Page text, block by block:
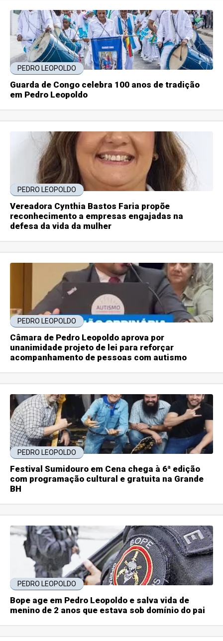
PEDRO LEOPOLDO
Guarda de Congo celebra 100 anos de tradição
em Pedro Leopoldo
PEDRO LEOPOLDO
Vereadora Cynthia Bastos Faria propõe
reconhecimento a empresas engajadas na
defesa da vida da mulher
PEDRO LEOPOLDO
Câmara de Pedro Leopoldo aprova por
unanimidade projeto de lei para reforçar
acompanhamento de pessoas com autismo
PEDRO LEOPOLDO
Festival Sumidouro em Cena chega à 6ª edição
com programação cultural e gratuita na Grande
BH
PEDRO LEOPOLDO
Bope age em Pedro Leopoldo e salva vida de
menino de 2 anos que estava sob domínio do pai